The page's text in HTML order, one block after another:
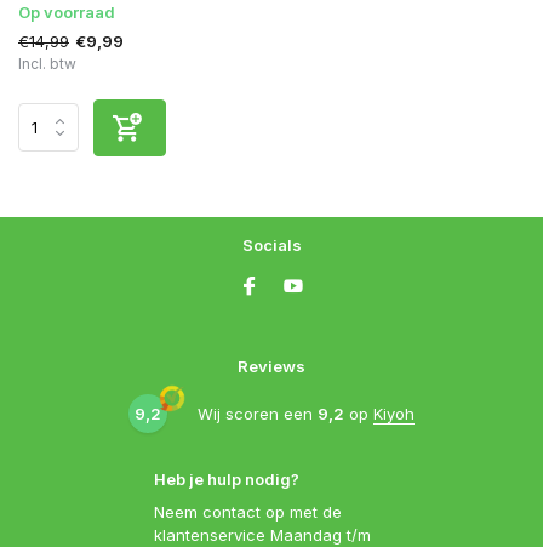
Op voorraad
€14,99 €9,99
Incl. btw
Heb je hulp nodig?
Neem contact op met de
klantenservice Maandag t/m
Reviews
9,2 Wij scoren een 9,2 op Kiyoh
Socials